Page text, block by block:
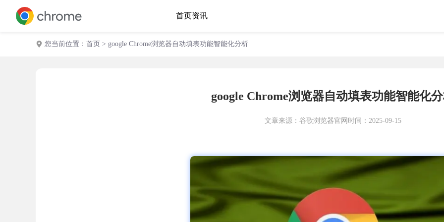
首页资讯
您当前位置： 首页 > google Chrome浏览器自动填表功能智能化分析
google Chrome浏览器自动填表功能智能化
文章来源： 谷歌浏览器官网 时间：2025-09-15